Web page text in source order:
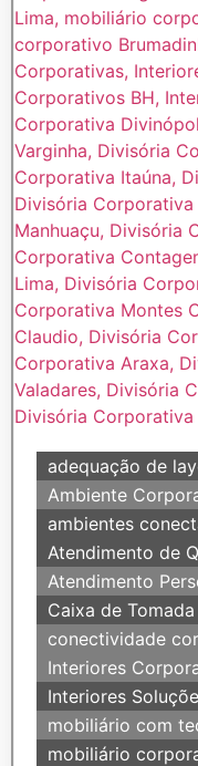
adequação de
Ambiente
ambientes
Atendimento de
Atendimento
Caixa de Tomada
conectividade
Interiores
Interiores
mobiliário com
mobiliário